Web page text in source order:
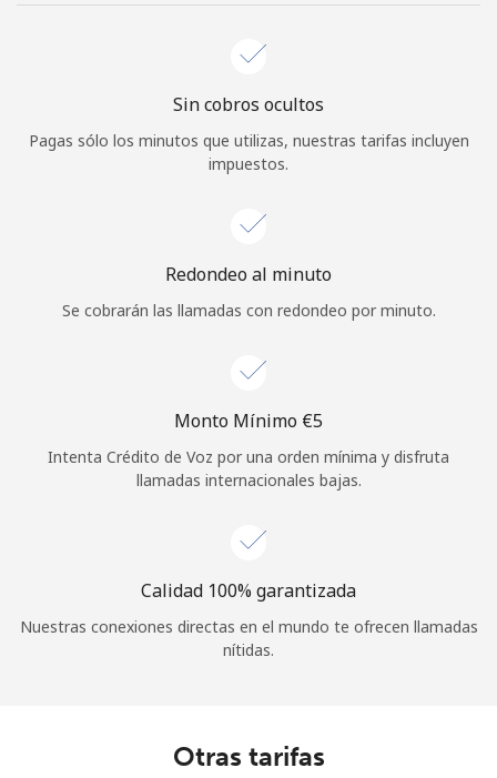
Inicia sesión oREGÍSTRATE →
o
Continuar con
Sin cobros ocultos
Pagas sólo los minutos que utilizas, nuestras tarifas incluyen
impuestos.
Redondeo al minuto
Se cobrarán las llamadas con redondeo por minuto.
Monto Mínimo ⁦€5⁩
Intenta Crédito de Voz por una orden mínima y disfruta
llamadas internacionales bajas.
Calidad 100% garantizada
Nuestras conexiones directas en el mundo te ofrecen llamadas
nítidas.
Otras tarifas